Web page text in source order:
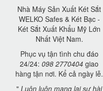
Nhà Máy Sản Xuất Két Sắt
WELKO Safes & Két Bạc -
Két Sắt Xuất Khẩu Mỹ Lớn
Nhất Việt Nam.
Phục vụ tận tình chu đáo
24/24: 098 2770404 giao
hàng tận nơi. Kể cả ngày lễ.
" Luôn luôn mang lại sự hài